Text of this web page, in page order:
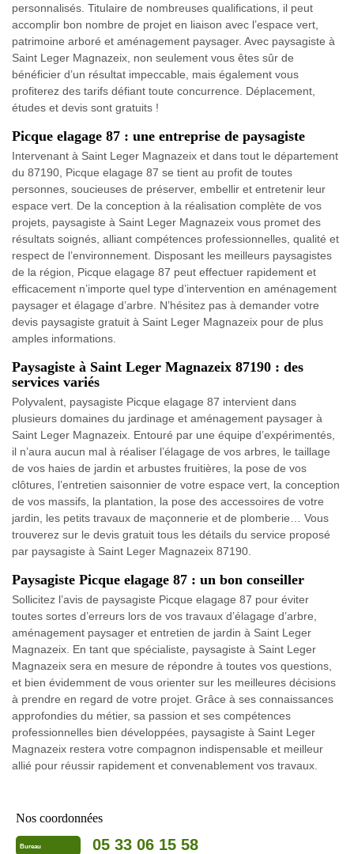
personnalisés. Titulaire de nombreuses qualifications, il peut
accomplir bon nombre de projet en liaison avec l’espace vert,
patrimoine arboré et aménagement paysager. Avec paysagiste à
Saint Leger Magnazeix, non seulement vous êtes sûr de
bénéficier d’un résultat impeccable, mais également vous
profiterez des tarifs défiant toute concurrence. Déplacement,
études et devis sont gratuits !
Picque elagage 87 : une entreprise de paysagiste
Intervenant à Saint Leger Magnazeix et dans tout le département
du 87190, Picque elagage 87 se tient au profit de toutes
personnes, soucieuses de préserver, embellir et entretenir leur
espace vert. De la conception à la réalisation complète de vos
projets, paysagiste à Saint Leger Magnazeix vous promet des
résultats soignés, alliant compétences professionnelles, qualité et
respect de l’environnement. Disposant les meilleurs paysagistes
de la région, Picque elagage 87 peut effectuer rapidement et
efficacement n’importe quel type d’intervention en aménagement
paysager et élagage d’arbre. N’hésitez pas à demander votre
devis paysagiste gratuit à Saint Leger Magnazeix pour de plus
amples informations.
Paysagiste à Saint Leger Magnazeix 87190 : des
services variés
Polyvalent, paysagiste Picque elagage 87 intervient dans
plusieurs domaines du jardinage et aménagement paysager à
Saint Leger Magnazeix. Entouré par une équipe d’expérimentés,
il n’aura aucun mal à réaliser l’élagage de vos arbres, le taillage
de vos haies de jardin et arbustes fruitières, la pose de vos
clôtures, l’entretien saisonnier de votre espace vert, la conception
de vos massifs, la plantation, la pose des accessoires de votre
jardin, les petits travaux de maçonnerie et de plomberie… Vous
trouverez sur le devis gratuit tous les détails du service proposé
par paysagiste à Saint Leger Magnazeix 87190.
Paysagiste Picque elagage 87 : un bon conseiller
Sollicitez l’avis de paysagiste Picque elagage 87 pour éviter
toutes sortes d’erreurs lors de vos travaux d’élagage d’arbre,
aménagement paysager et entretien de jardin à Saint Leger
Magnazeix. En tant que spécialiste, paysagiste à Saint Leger
Magnazeix sera en mesure de répondre à toutes vos questions,
et bien évidemment de vous orienter sur les meilleures décisions
à prendre en regard de votre projet. Grâce à ses connaissances
approfondies du métier, sa passion et ses compétences
professionnelles bien développées, paysagiste à Saint Leger
Magnazeix restera votre compagnon indispensable et meilleur
allié pour réussir rapidement et convenablement vos travaux.
Nos coordonnées
Bureau 05 33 06 15 58